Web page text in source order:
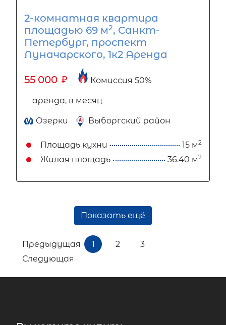
2-комнатная квартира
площадью 69 м2, Санкт-
Петербург, проспект
Луначарского, 1к2 Аренда
55 000 ₽ Комиссия 50%
аренда, в месяц
Озерки Выборгский район
Площадь кухни 15 м2
Жилая площадь 36.40 м2
Показать ещё
Предыдущая 1 2
3
Следующая